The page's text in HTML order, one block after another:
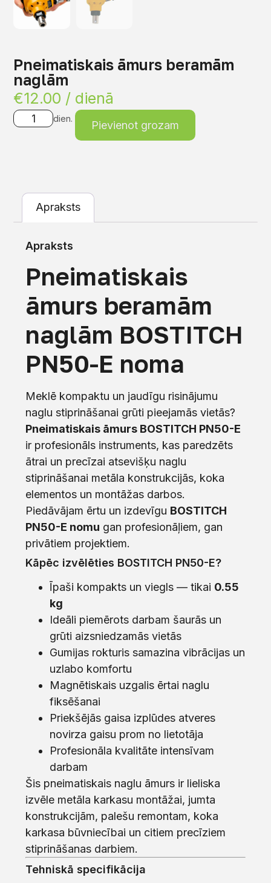
Pneimatiskais āmurs beramām
naglām
€12.00 / dienā
dien.
Pievienot grozam
Apraksts
Apraksts
Pneimatiskais
āmurs beramām
naglām BOSTITCH
PN50-E noma
Meklē kompaktu un jaudīgu risinājumu
naglu stiprināšanai grūti pieejamās vietās?
Pneimatiskais āmurs BOSTITCH PN50-E
ir profesionāls instruments, kas paredzēts
ātrai un precīzai atsevišķu naglu
stiprināšanai metāla konstrukcijās, koka
elementos un montāžas darbos.
Piedāvājam ērtu un izdevīgu BOSTITCH
PN50-E nomu gan profesionāļiem, gan
privātiem projektiem.
Kāpēc izvēlēties BOSTITCH PN50-E?
Īpaši kompakts un viegls — tikai 0.55
kg
Ideāli piemērots darbam šaurās un
grūti aizsniedzamās vietās
Gumijas rokturis samazina vibrācijas un
uzlabo komfortu
Magnētiskais uzgalis ērtai naglu
fiksēšanai
Priekšējās gaisa izplūdes atveres
novirza gaisu prom no lietotāja
Profesionāla kvalitāte intensīvam
darbam
Šis pneimatiskais naglu āmurs ir lieliska
izvēle metāla karkasu montāžai, jumta
konstrukcijām, palešu remontam, koka
karkasa būvniecībai un citiem precīziem
stiprināšanas darbiem.
Tehniskā specifikācija